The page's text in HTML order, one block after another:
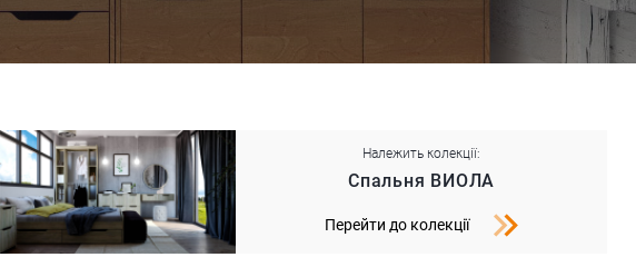
Належить колекції:
Спальня ВИОЛА
Перейти до колекції